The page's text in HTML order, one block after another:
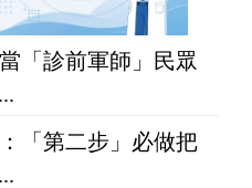
「診前軍師」民眾
「第二步」必做把